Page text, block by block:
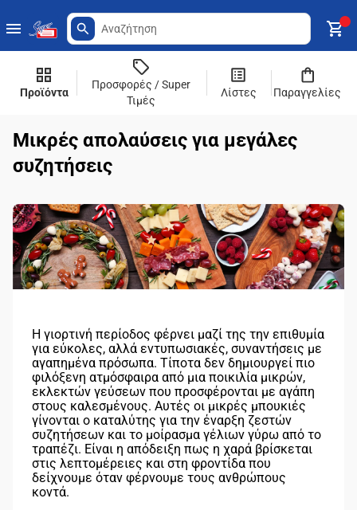
Προϊόντα
Προσφορές / Super
Τιμές
Λίστες Παραγγελίες
Μικρές απολαύσεις για μεγάλες
συζητήσεις
Η γιορτινή περίοδος φέρνει μαζί της την επιθυμία
για εύκολες, αλλά εντυπωσιακές, συναντήσεις με
αγαπημένα πρόσωπα. Τίποτα δεν δημιουργεί πιο
φιλόξενη ατμόσφαιρα από μια ποικιλία μικρών,
εκλεκτών γεύσεων που προσφέρονται με αγάπη
στους καλεσμένους. Αυτές οι μικρές μπουκιές
γίνονται ο καταλύτης για την έναρξη ζεστών
συζητήσεων και το μοίρασμα γέλιων γύρω από το
τραπέζι. Είναι η απόδειξη πως η χαρά βρίσκεται
στις λεπτομέρειες και στη φροντίδα που
δείχνουμε όταν φέρνουμε τους ανθρώπους
κοντά.